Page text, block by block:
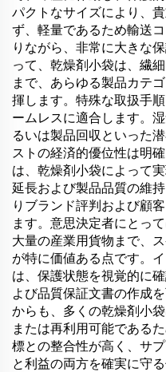
パクトなサイズにより、
ず、軽量であるため輸送
りながら、非常に大きな
って、乾燥剤小袋は、繊
まで、あらゆる製品カテ
揮します。特殊な取扱手
ームレスに適合します。
るいは製品回収といった
ストの経済的優位性は明
は、乾燥剤小袋によって
延長および製品品質の維
りブランド評判および顧
ます。意思決定者にとっ
大量の産業用貨物まで、
が特に価値ある点です。
は、保護状態を視覚的に
よび品質保証文書の作成
からも、多くの乾燥剤小
または再利用可能である
標との整合性が高く、サ
と利益の両方を確実に守